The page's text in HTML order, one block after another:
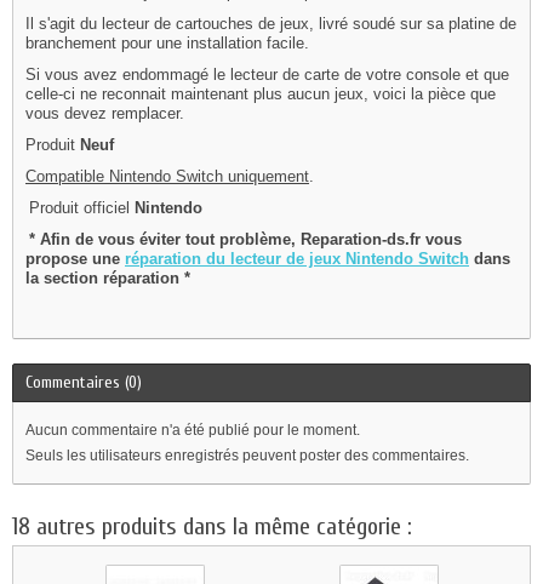
Il s'agit du lecteur de cartouches de jeux, livré soudé sur sa platine de
branchement pour une installation facile.
Si vous avez endommagé le lecteur de carte de votre console et que
celle-ci ne reconnait maintenant plus aucun jeux, voici la pièce que
vous devez remplacer.
Produit Neuf
Compatible Nintendo Switch uniquement.
Produit officiel Nintendo
* Afin de vous éviter tout problème, Reparation-ds.fr vous
propose une réparation du lecteur de jeux Nintendo Switch dans
la section réparation *
Commentaires (0)
Aucun commentaire n'a été publié pour le moment.
Seuls les utilisateurs enregistrés peuvent poster des commentaires.
18 autres produits dans la même catégorie :